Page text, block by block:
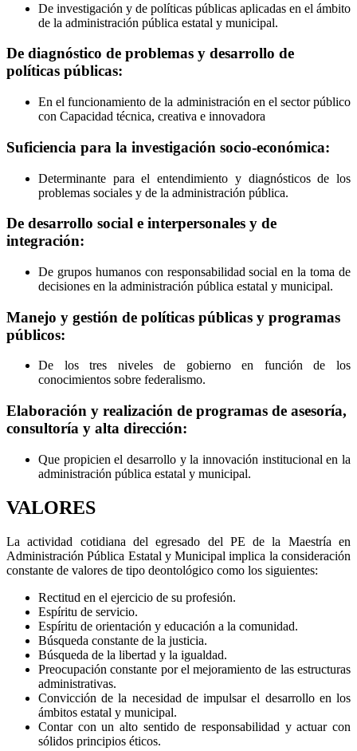
De investigación y de políticas públicas aplicadas en el ámbito
de la administración pública estatal y municipal.
De diagnóstico de problemas y desarrollo de
políticas públicas:
En el funcionamiento de la administración en el sector público
con Capacidad técnica, creativa e innovadora
Suficiencia para la investigación socio-económica:
Determinante para el entendimiento y diagnósticos de los
problemas sociales y de la administración pública.
De desarrollo social e interpersonales y de
integración:
De grupos humanos con responsabilidad social en la toma de
decisiones en la administración pública estatal y municipal.
Manejo y gestión de políticas públicas y programas
públicos:
De los tres niveles de gobierno en función de los
conocimientos sobre federalismo.
Elaboración y realización de programas de asesoría,
consultoría y alta dirección:
Que propicien el desarrollo y la innovación institucional en la
administración pública estatal y municipal.
VALORES
La actividad cotidiana del egresado del PE de la Maestría en
Administración Pública Estatal y Municipal implica la consideración
constante de valores de tipo deontológico como los siguientes:
Rectitud en el ejercicio de su profesión.
Espíritu de servicio.
Espíritu de orientación y educación a la comunidad.
Búsqueda constante de la justicia.
Búsqueda de la libertad y la igualdad.
Preocupación constante por el mejoramiento de las estructuras
administrativas.
Convicción de la necesidad de impulsar el desarrollo en los
ámbitos estatal y municipal.
Contar con un alto sentido de responsabilidad y actuar con
sólidos principios éticos.